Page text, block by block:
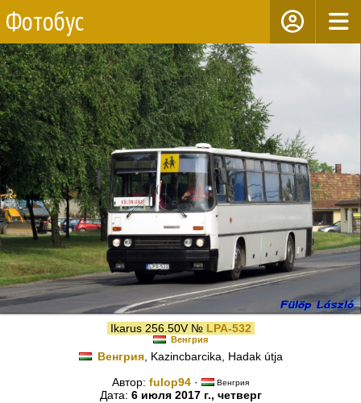
Фотобус
Ikarus 256.50V № LPA-532
Венгрия
Венгрия, Kazincbarcika, Hadak útja
Автор: fulop94 · Венгрия
Дата: 6 июля 2017 г., четверг